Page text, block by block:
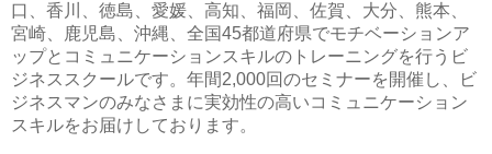
口、香川、徳島、愛媛、高知、福岡、佐賀、大分、熊本、
宮崎、鹿児島、沖縄、全国45都道府県でモチベーションア
ップとコミュニケーションスキルのトレーニングを行うビ
ジネススクールです。年間2,000回のセミナーを開催し、ビ
ジネスマンのみなさまに実効性の高いコミュニケーション
スキルをお届けしております。